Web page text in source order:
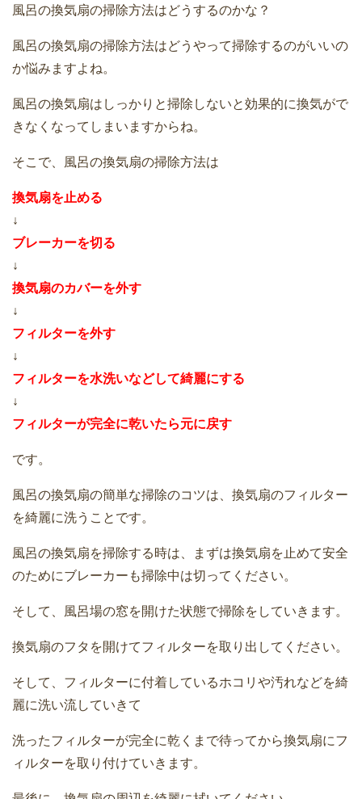
風呂の換気扇の掃除方法はどうするのかな？
風呂の換気扇の掃除方法はどうやって掃除するのがいいの
か悩みますよね。
風呂の換気扇はしっかりと掃除しないと効果的に換気がで
きなくなってしまいますからね。
そこで、風呂の換気扇の掃除方法は
換気扇を止める
↓
ブレーカーを切る
↓
換気扇のカバーを外す
↓
フィルターを外す
↓
フィルターを水洗いなどして綺麗にする
↓
フィルターが完全に乾いたら元に戻す
です。
風呂の換気扇の簡単な掃除のコツは、換気扇のフィルター
を綺麗に洗うことです。
風呂の換気扇を掃除する時は、まずは換気扇を止めて安全
のためにブレーカーも掃除中は切ってください。
そして、風呂場の窓を開けた状態で掃除をしていきます。
換気扇のフタを開けてフィルターを取り出してください。
そして、フィルターに付着しているホコリや汚れなどを綺
麗に洗い流していきて
洗ったフィルターが完全に乾くまで待ってから換気扇にフ
ィルターを取り付けていきます。